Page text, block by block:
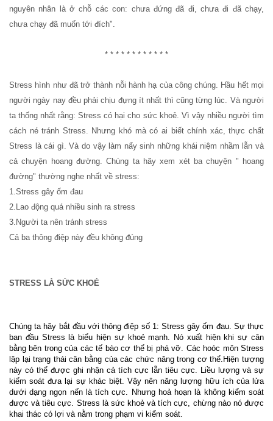
nguyên nhân là ở chỗ các con: chưa đứng đã đi, chưa đi đã chạy,
chưa chạy đã muốn tới đích".
* * * * * * * * * * * *
Stress hình như đã trở thành nỗi hành hạ của công chúng. Hầu hết mọi
người ngày nay đều phải chịu đựng ít nhất thì cũng từng lúc. Và người
ta thống nhất rằng: Stress có hại cho sức khoẻ. Vì vậy nhiều người tìm
cách né tránh Stress. Nhưng khó mà có ai biết chính xác, thực chất
Stress là cái gì. Và do vậy làm nẩy sinh những khái niệm nhầm lẫn và
cả chuyện hoang đường. Chúng ta hãy xem xét ba chuyện " hoang
đường" thường nghe nhất về stress:
1.Stress gây ốm đau
2.Lao động quá nhiều sinh ra stress
3.Người ta nên tránh stress
Cả ba thông điệp này đều không đúng
STRESS LÀ SỨC KHOẺ
Chúng ta hãy bắt đầu với thông điệp số 1: Stress gây ốm đau. Sự thực
ban đầu Stress là biểu hiện sự khoẻ mạnh. Nó xuất hiện khi sự cân
bằng bên trong của các tế bào cơ thể bị phá vỡ. Các hoóc môn Stress
lập lại trạng thái cân bằng của các chức năng trong cơ thể.Hiện tượng
này có thể được ghi nhận cả tích cực lẫn tiêu cực. Liều lượng và sự
kiểm soát đưa lại sự khác biệt. Vậy nên năng lượng hữu ích của lửa
dưới dạng ngọn nến là tích cực. Nhưng hoả hoạn là không kiểm soát
được và tiêu cực. Stress là sức khoẻ và tích cực, chừng nào nó được
khai thác có lợi và nằm trong phạm vi kiểm soát.